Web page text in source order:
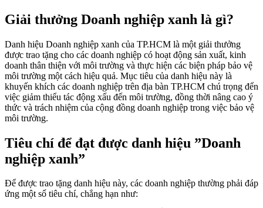
Giải thưởng Doanh nghiệp xanh là gì?
Danh hiệu Doanh nghiệp xanh của TP.HCM là một giải thưởng
được trao tặng cho các doanh nghiệp có hoạt động sản xuất, kinh
doanh thân thiện với môi trường và thực hiện các biện pháp bảo vệ
môi trường một cách hiệu quả. Mục tiêu của danh hiệu này là
khuyến khích các doanh nghiệp trên địa bàn TP.HCM chú trọng đến
việc giảm thiểu tác động xấu đến môi trường, đồng thời nâng cao ý
thức và trách nhiệm của cộng đồng doanh nghiệp trong việc bảo vệ
môi trường.
Tiêu chí để đạt được danh hiệu ”Doanh
nghiệp xanh”
Để được trao tặng danh hiệu này, các doanh nghiệp thường phải đáp
ứng một số tiêu chí, chẳng hạn như: